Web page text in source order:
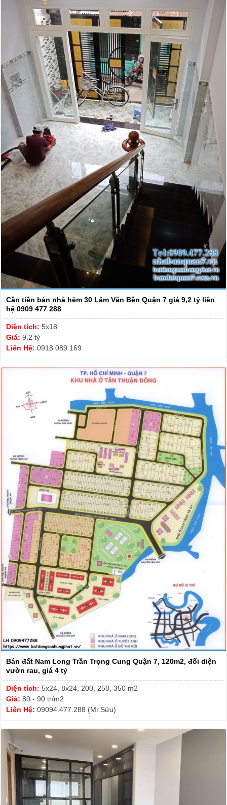
Cần tiền bán nhà hẻm 30 Lâm Văn Bền Quận 7 giá 9,2 tỷ liên
hệ 0909 477 288
Diện tích: 5x18
Giá: 9,2 tỷ
Liên Hệ: 0918 089 169
Bán đất Nam Long Trần Trọng Cung Quận 7, 120m2, đối diện
vườn rau, giá 4 tỷ
Diện tích: 5x24, 8x24, 200, 250, 350 m2
Giá: 80 - 90 tr/m2
Liên Hệ: 09094.477.288 (Mr.Sửu)